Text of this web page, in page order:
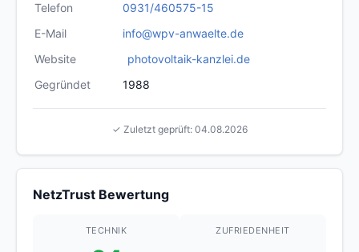
Telefon
0931/460575-15
E-Mail
info@wpv-anwaelte.de
Website
photovoltaik-kanzlei.de
Gegründet
1988
✓ Zuletzt geprüft: 04.08.2026
NetzTrust Bewertung
TECHNIK ZUFRIEDENHEIT